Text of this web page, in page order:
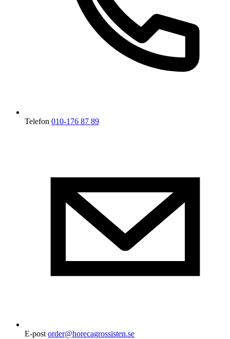
Telefon 010-176 87 89
E-post order@horecagrossisten.se